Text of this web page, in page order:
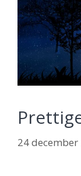
24 december